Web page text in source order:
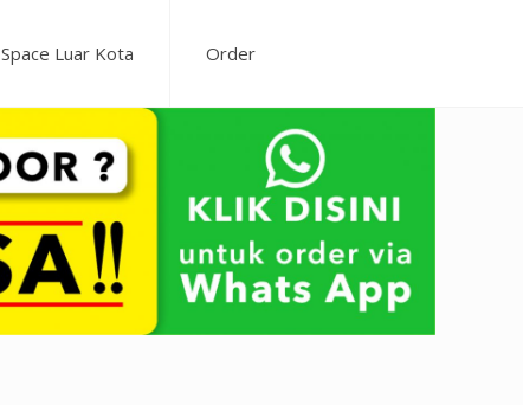
Space Luar Kota Order